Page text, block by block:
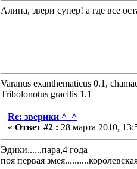
Алина, звери супер! а где все
Varanus exanthematicus 0.1,
Tribolonotus gracilis 1.1
Re: зверики ^_^
« Ответ #2 : 28 марта 2010,
Эдики......пара,4 года
поя первая